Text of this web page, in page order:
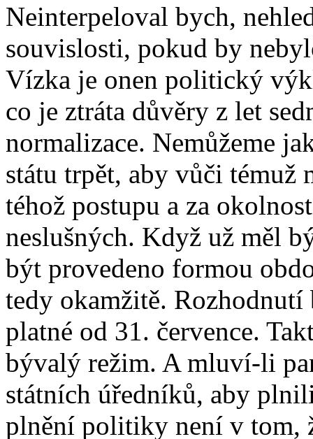
Neinterpeloval bych,
souvislosti, pokud by
Vízka je onen politický
co je ztráta důvěry z let
normalizace. Nemůžeme
státu trpět, aby vůči témuž
téhož postupu a za
neslušných. Když už měl
být provedeno formou
tedy okamžitě.
platné od 31. července.
bývalý režim. A mluví-li
státních úředníků, aby
plnění politiky není v tom,